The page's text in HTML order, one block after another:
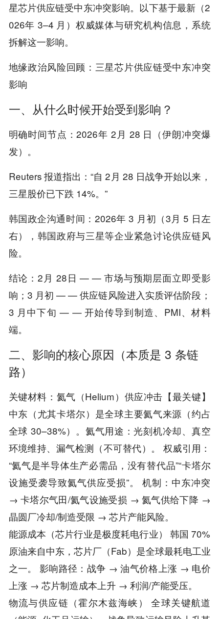
星芯片供应链受中东冲突影响。以下基于最新（2
026年 3–4 月）权威媒体与研究机构信息，系统
拆解这一影响。
地缘政治风险回顾：三星芯片供应链受中东冲突
影响
一、从什么时候开始受到影响？
明确时间节点：2026年 2月 28 日（伊朗冲突爆
发）。
Reuters 报道指出：“自 2月 28 日战争开始以来，
三星股价已下跌 14%。”
韩国政企沟通时间：2026年 3 月初（3月 5 日左
右），韩国政府与三星等企业紧急讨论供应链风
险。
结论：2月 28日 — — 市场与预期层面立即受影
响；3 月初 — — 供应链风险进入实质评估阶段；
3 月中下旬 — — 开始传导到制造、PMI、材料
端。
二、影响的核心原因（本质是 3 条链
路）
关键材料：氦气（Helium）供应冲击【最关键】
中东（尤其卡塔尔）是全球主要氦气来源（约占
全球 30–38%）。氦气用途：光刻机冷却、真空
环境维持、漏气检测（不可替代）。 权威引用：
“氦气是半导体生产必需品，没有替代品”“卡塔尔
设施受袭导致氦气供应受损”。 机制：中东冲突
→ 卡塔尔气田/氦气设施受损 → 氦气供给下降 →
晶圆厂冷却/制造受限 → 芯片产能风险。
能源成本（芯片行业是极度耗电行业） 韩国 70%
原油来自中东，芯片厂（Fab）是全球最耗电工业
之一。 影响路径：战争 → 油气价格上涨 → 电价
上涨 → 芯片制造成本上升 → 利润/产能受压。
物流与供应链（霍尔木兹海峡） 全球关键航道